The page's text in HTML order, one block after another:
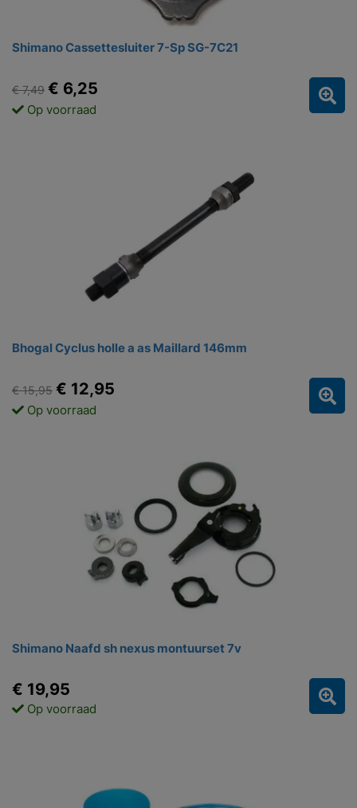
Shimano Cassettesluiter 7-Sp SG-7C21
€ 7,49 € 6,25
Op voorraad
Bhogal Cyclus holle a as Maillard 146mm
€ 15,95 € 12,95
Op voorraad
Shimano Naafd sh nexus montuurset 7v
€ 19,95
Op voorraad